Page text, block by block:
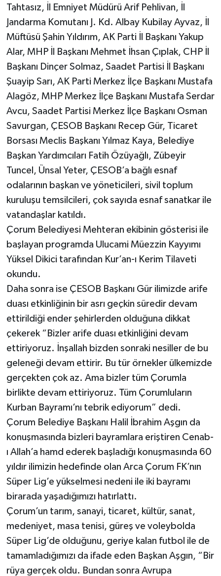
Tahtasız, İl Emniyet Müdürü Arif Pehlivan, İl
Jandarma Komutanı J. Kd. Albay Kubilay Ayvaz, İl
Müftüsü Şahin Yıldırım, AK Parti İl Başkanı Yakup
Alar, MHP İl Başkanı Mehmet İhsan Çıplak, CHP İl
Başkanı Dinçer Solmaz, Saadet Partisi İl Başkanı
Şuayip Sarı, AK Parti Merkez İlçe Başkanı Mustafa
Alagöz, MHP Merkez İlçe Başkanı Mustafa Serdar
Avcu, Saadet Partisi Merkez İlçe Başkanı Osman
Savurgan, ÇESOB Başkanı Recep Gür, Ticaret
Borsası Meclis Başkanı Yılmaz Kaya, Belediye
Başkan Yardımcıları Fatih Özüyağlı, Zübeyir
Tuncel, Ünsal Yeter, ÇESOB’a bağlı esnaf
odalarının başkan ve yöneticileri, sivil toplum
kuruluşu temsilcileri, çok sayıda esnaf sanatkar ile
vatandaşlar katıldı.
Çorum Belediyesi Mehteran ekibinin gösterisi ile
başlayan programda Ulucami Müezzin Kayyımı
Yüksel Dikici tarafından Kur’an-ı Kerim Tilaveti
okundu.
Daha sonra ise ÇESOB Başkanı Gür ilimizde arife
duası etkinliğinin bir asrı geçkin süredir devam
ettirildiği ender şehirlerden olduğuna dikkat
çekerek “Bizler arife duası etkinliğini devam
ettiriyoruz. İnşallah bizden sonraki nesiller de bu
geleneği devam ettirir. Bu tür örnekler ülkemizde
gerçekten çok az. Ama bizler tüm Çorumla
birlikte devam ettiriyoruz. Tüm Çorumluların
Kurban Bayramı’nı tebrik ediyorum” dedi.
Çorum Belediye Başkanı Halil İbrahim Aşgın da
konuşmasında bizleri bayramlara eriştiren Cenab-
ı Allah’a hamd ederek başladığı konuşmasında 60
yıldır ilimizin hedefinde olan Arca Çorum FK’nın
Süper Lig’e yükselmesi nedeni ile iki bayramı
birarada yaşadığımızı hatırlattı.
Çorum’un tarım, sanayi, ticaret, kültür, sanat,
medeniyet, masa tenisi, güreş ve voleybolda
Süper Lig’de olduğunu, geriye kalan futbol ile de
tamamladığımızı da ifade eden Başkan Aşgın, “Bir
rüya gerçek oldu. Bundan sonra Avrupa